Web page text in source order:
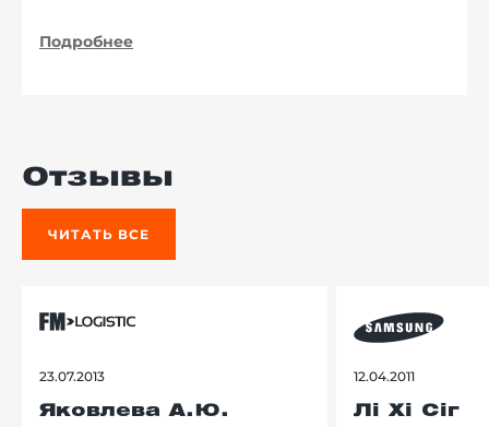
Подробнее
Отзывы
ЧИТАТЬ ВСЕ
23.07.2013
Яковлева А.Ю.
12.04.2011
Лі Хі Сіг